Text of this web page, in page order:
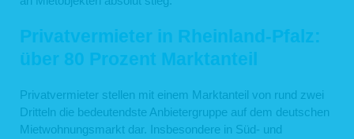
Privatvermieter in Rheinland-Pfalz:
über 80 Prozent Marktanteil
Privatvermieter stellen mit einem Marktanteil von rund zwei
Dritteln die bedeutendste Anbietergruppe auf dem deutschen
Mietwohnungsmarkt dar. Insbesondere in Süd- und